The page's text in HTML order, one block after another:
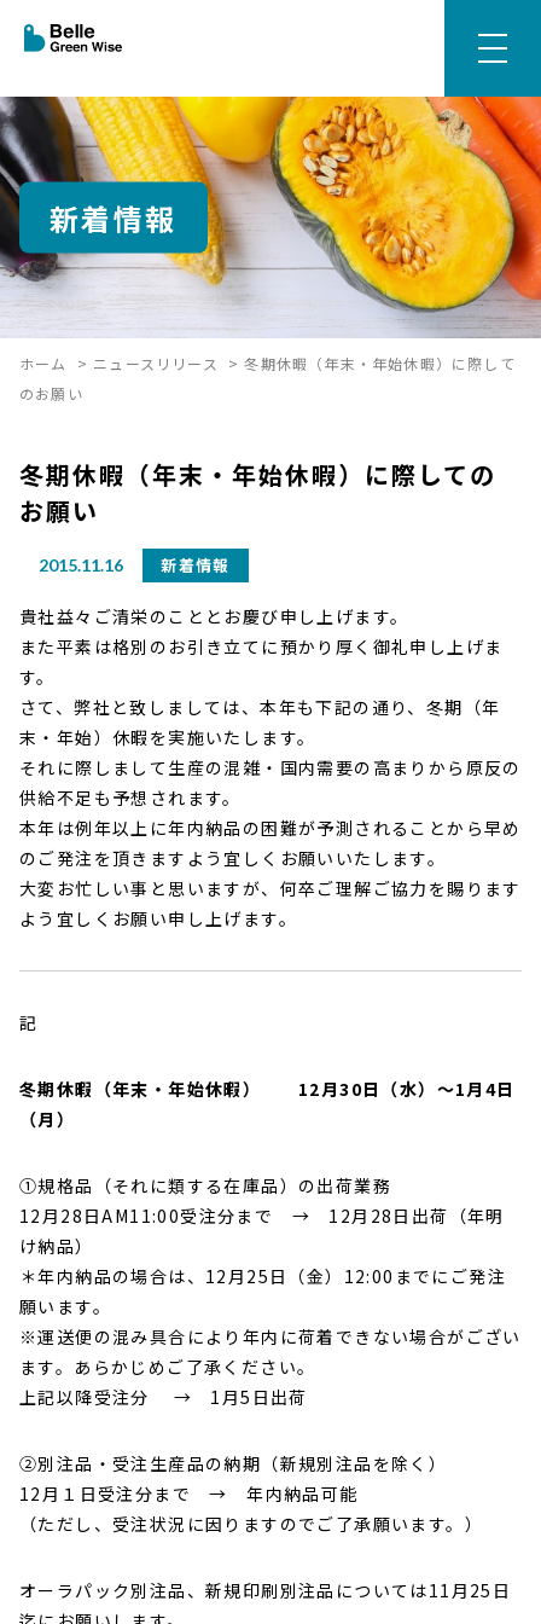
新着情報
ホーム > ニュースリリース >冬期休暇（年末・年始休暇）に際して
のお願い
冬期休暇（年末・年始休暇）に際しての
お願い
2015.11.16 新着情報
貴社益々ご清栄のこととお慶び申し上げます。
また平素は格別のお引き立てに預かり厚く御礼申し上げま
す。
さて、弊社と致しましては、本年も下記の通り、冬期（年
末・年始）休暇を実施いたします。
それに際しまして生産の混雑・国内需要の高まりから原反の
供給不足も予想されます。
本年は例年以上に年内納品の困難が予測されることから早め
のご発注を頂きますよう宜しくお願いいたします。
大変お忙しい事と思いますが、何卒ご理解ご協力を賜ります
よう宜しくお願い申し上げます。
記
冬期休暇（年末・年始休暇） 12月30日（水）～1月4日
（月）
①規格品（それに類する在庫品）の出荷業務
12月28日AM11:00受注分まで → 12月28日出荷（年明
け納品）
＊年内納品の場合は、12月25日（金）12:00までにご発注
願います。
※運送便の混み具合により年内に荷着できない場合がござい
ます。あらかじめご了承ください。
上記以降受注分 → 1月5日出荷
②別注品・受注生産品の納期（新規別注品を除く）
12月１日受注分まで → 年内納品可能
（ただし、受注状況に因りますのでご了承願います。）
オーラパック別注品、新規印刷別注品については11月25日